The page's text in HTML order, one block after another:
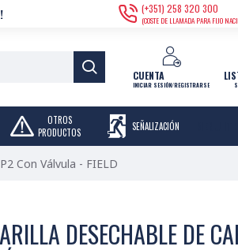
(+351) 258 320 300
(COSTE DE LLAMADA PARA FIJO
CUENTA
INICIAR SESIÓN/REGISTRARSE
OTROS
PRODUCTOS
SEÑALIZACIÓN
Con Válvula - FIELD
DESECHABLE DE